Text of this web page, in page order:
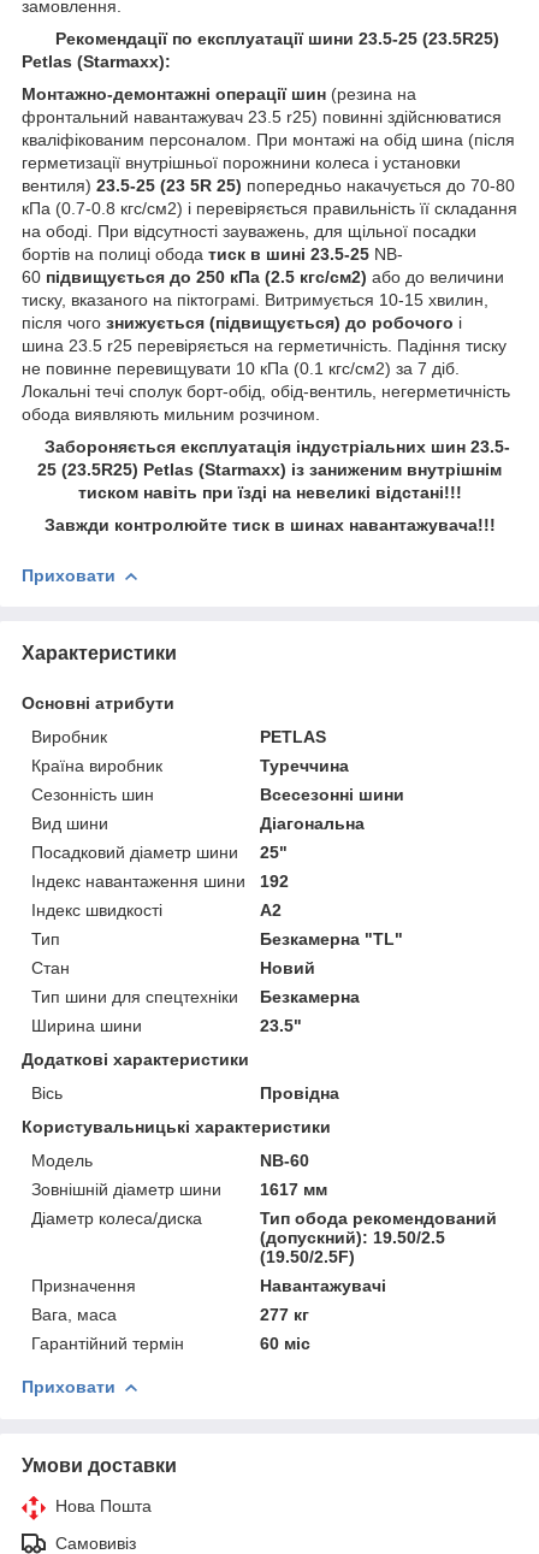
замовлення.
Рекомендації по експлуатації шини 23.5-25 (23.5R25)
Petlas (Starmaxx):
Монтажно-демонтажні операції шин (резина на
фронтальний навантажувач 23.5 r25) повинні здійснюватися
кваліфікованим персоналом. При монтажі на обід шина (після
герметизації внутрішньої порожнини колеса і установки
вентиля) 23.5-25 (23 5R 25) попередньо накачується до 70-80
кПа (0.7-0.8 кгс/см2) і перевіряється правильність її складання
на ободі. При відсутності зауважень, для щільної посадки
бортів на полиці обода тиск в шині 23.5-25 NB-
60 підвищується до 250 кПа (2.5 кгс/см2) або до величини
тиску, вказаного на піктограмі. Витримується 10-15 хвилин,
після чого знижується (підвищується) до робочого і
шина 23.5 r25 перевіряється на герметичність. Падіння тиску
не повинне перевищувати 10 кПа (0.1 кгс/см2) за 7 діб.
Локальні течі сполук борт-обід, обід-вентиль, негерметичність
обода виявляють мильним розчином.
Забороняється експлуатація індустріальних шин 23.5-
25 (23.5R25) Petlas (Starmaxx) із заниженим внутрішнім
тиском навіть при їзді на невеликі відстані!!!
Завжди контролюйте тиск в шинах навантажувача!!!
Приховати
Характеристики
Основні атрибути
Виробник
PETLAS
Країна виробник
Туреччина
Сезонність шин
Всесезонні шини
Вид шини
Діагональна
Посадковий діаметр шини
25"
Індекс навантаження шини
192
Індекс швидкості
A2
Тип
Безкамерна "TL"
Стан
Новий
Тип шини для спецтехніки
Безкамерна
Ширина шини
23.5"
Додаткові характеристики
Вісь
Провідна
Користувальницькі характеристики
Мoдель
NB-60
Зовнішній діаметр шини
1617 мм
Діаметр колеса/диска
Тип обода рекомендований
(допускний): 19.50/2.5
(19.50/2.5F)
Призначення
Навантажувачі
Вага, маса
277 кг
Гарантійний термін
60 міс
Приховати
Умови доставки
Нова Пошта
Самовивіз